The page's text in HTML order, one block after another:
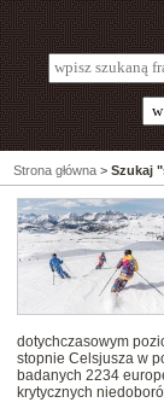
Strona główna > Szukaj
dotychczasowym
stopnie Celsjusza w
badanych 2234
krytycznych